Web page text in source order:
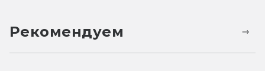
Рекомендуем